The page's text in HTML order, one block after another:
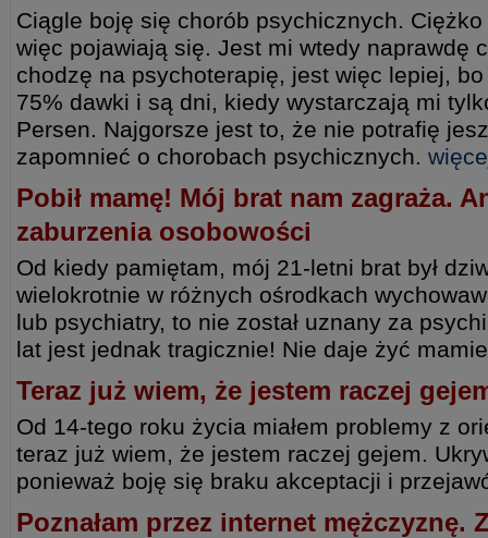
Ciągle boję się chorób psychicznych.
więc pojawiają się. Jest mi wtedy naprawdę
chodzę na psychoterapię, jest więc lepiej,
75% dawki i są dni, kiedy wystarczają mi
Persen. Najgorsze jest to, że nie potrafię
zapomnieć o chorobach psychicznych.
Pobił mamę! Mój brat nam zagraża.
zaburzenia osobowości
Od kiedy pamiętam, mój 21-letni brat był
wielokrotnie w różnych ośrodkach
lub psychiatry, to nie został uznany za
lat jest jednak tragicznie! Nie daje żyć
Teraz już wiem, że jestem raczej
Od 14-tego roku życia miałem problemy z
teraz już wiem, że jestem raczej gejem.
ponieważ boję się braku akceptacji i
Poznałam przez internet mężczyznę.